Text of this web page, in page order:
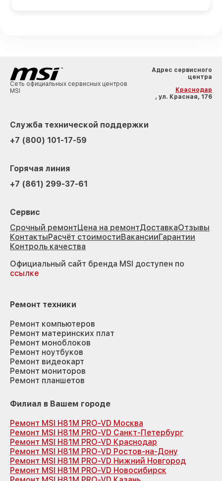
Сеть официальных сервисных центров
MSI
Адрес сервисного
центра
Краснодар
, ул. Красная, 176
Служба технической поддержки
+7 (800) 101-17-59
Горячая линия
+7 (861) 299-37-61
Сервис
Срочный ремонтЦена на ремонтДоставкаОтзывы
КонтактыРасчёт стоимостиВакансииГарантии
Контроль качества
Официальный сайт бренда MSI доступен по
ссылке
Ремонт техники
Ремонт компьютеров
Ремонт материнских плат
Ремонт моноблоков
Ремонт ноутбуков
Ремонт видеокарт
Ремонт мониторов
Ремонт планшетов
Филиал в Вашем городе
Ремонт MSI H81M PRO-VD Москва
Ремонт MSI H81M PRO-VD Санкт-Петербург
Ремонт MSI H81M PRO-VD Краснодар
Ремонт MSI H81M PRO-VD Ростов-на-Дону
Ремонт MSI H81M PRO-VD Нижний Новгород
Ремонт MSI H81M PRO-VD Новосибирск